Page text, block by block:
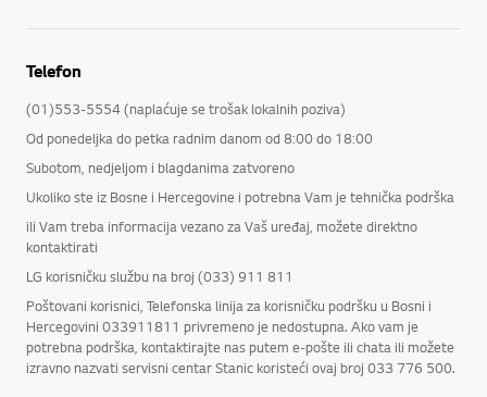
Telefon
(01)553-5554 (naplaćuje se trošak lokalnih poziva)
Od ponedeljka do petka radnim danom od 8:00 do 18:00
Subotom, nedjeljom i blagdanima zatvoreno
Ukoliko ste iz Bosne i Hercegovine i potrebna Vam je tehnička podrška
ili Vam treba informacija vezano za Vaš uređaj, možete direktno
kontaktirati
LG korisničku službu na broj (033) 911 811
Poštovani korisnici, Telefonska linija za korisničku podršku u Bosni i
Hercegovini 033911811 privremeno je nedostupna. Ako vam je
potrebna podrška, kontaktirajte nas putem e-pošte ili chata ili možete
izravno nazvati servisni centar Stanic koristeći ovaj broj 033 776 500.